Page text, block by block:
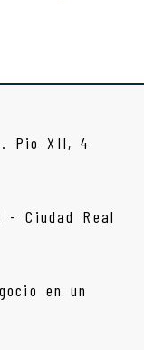
Ciudad Real